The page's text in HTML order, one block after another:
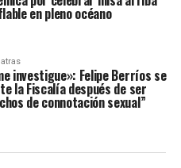
en pleno océano
investigue»: Felipe Berríos se
la Fiscalía después de ser
de connotación sexual”